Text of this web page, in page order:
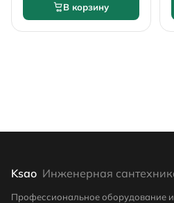
В корзину
Ksao Инженерная
Профессиональное оборудование и